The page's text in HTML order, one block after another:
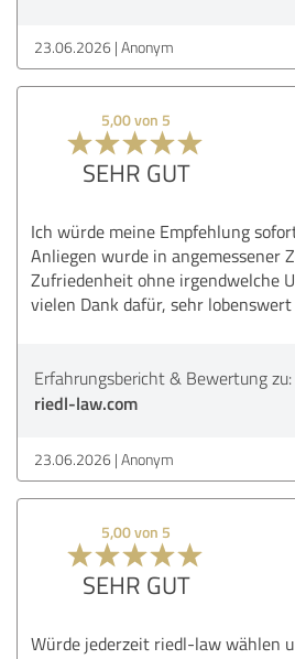
23.06.2026 Anonym
5,00 von 5
SEHR GUT
Ich würde meine Empfehlung
Anliegen wurde in angemessener
Zufriedenheit ohne irgendwelche
vielen Dank dafür, sehr lobenswert
Erfahrungsbericht & Bewertung zu:
riedl-law.com
23.06.2026 Anonym
5,00 von 5
SEHR GUT
Würde jederzeit riedl-law wählen